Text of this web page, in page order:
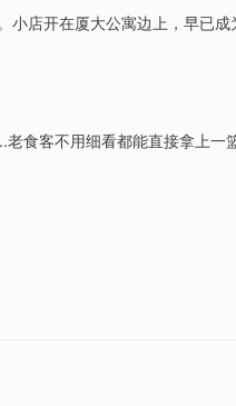
店开在厦大公寓边上，早已
食客不用细看都能直接拿上一